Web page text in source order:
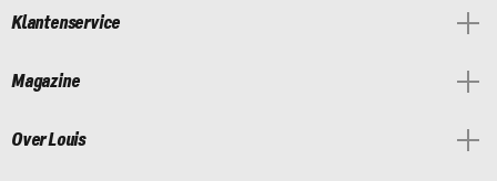
Klantenservice
Magazine
Over Louis